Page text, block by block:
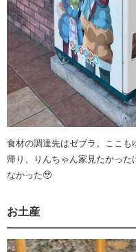
食材の調達先はゼブラ。ここも
帰り、りんちゃん家見たかっ
なかった🥹
お土産